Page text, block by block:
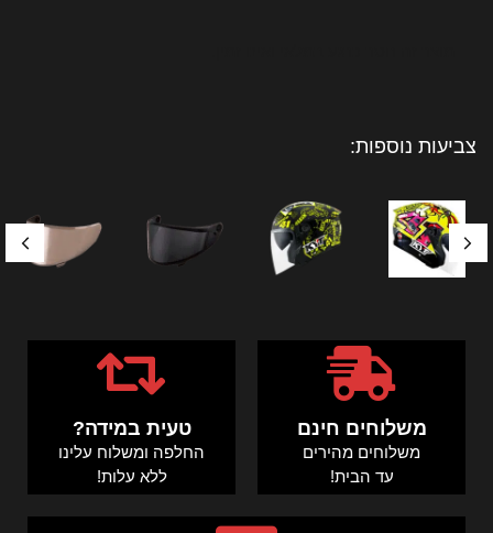
צביעות נוספות:
משלוחים חינם
משלוחים מהירים
עד הבית!
טעית במידה?
החלפה ומשלוח עלינו
ללא עלות!